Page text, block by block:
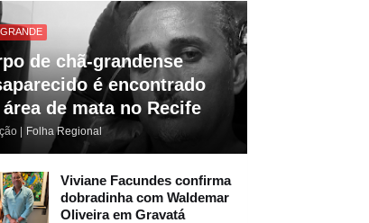
de chã-grandense
é encontrado
de mata no Recife
| Folha Regional
Viviane Facundes confirma
dobradinha com Waldemar
Oliveira em Gravatá